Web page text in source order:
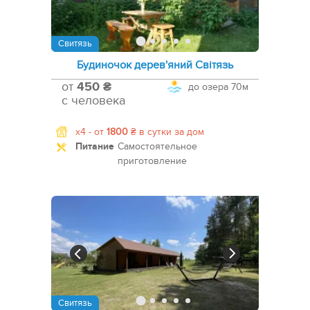
Свитязь
Будиночок дерев'яний Світязь
до озера 70м
от 450 ₴
с человека
x4 - от 1800 ₴ в сутки за дом
Питание Самостоятельное
приготовление
Свитязь